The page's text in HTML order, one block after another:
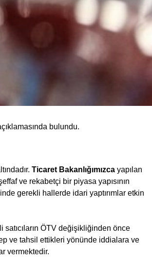
bulundu.
Ticaret Bakanlığımızca yapılan
ve rekabetçi bir piyasa yapısının
gerekli hallerde idari yaptırımlar etkin
satıcıların ÖTV değişikliğinden önce
ve tahsil ettikleri yönünde iddialara ve
vermektedir.